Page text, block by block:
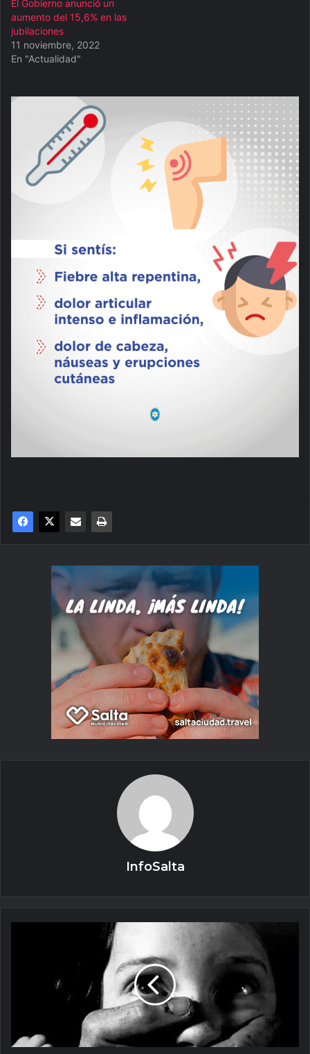
El Gobierno anunció un
aumento del 15,6% en las
jubilaciones
11 noviembre, 2022
En "Actualidad"
InfoSalta